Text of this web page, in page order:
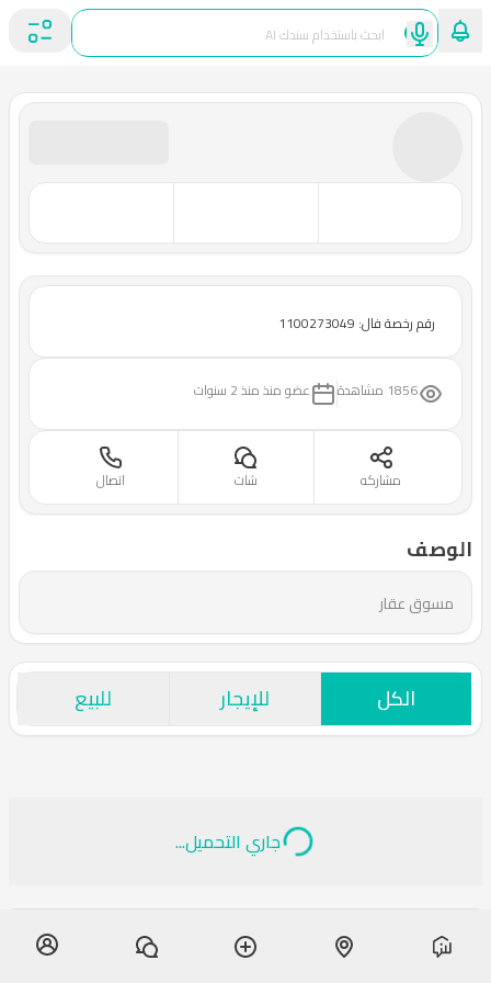
رقم رخصة فال: 1100273049
1856 مشاهدة عضو منذمنذ 2 سنوات
اتصال شات مشاركه
الوصف
مسوق عقار
الكل للإيجار للبيع
جاري التحميل...